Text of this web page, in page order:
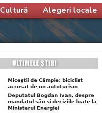
Cultură Alegeri locale
Miceștii de Câmpie: biciclist
acroșat de un autoturism
Deputatul Bogdan Ivan, despre
mandatul său și deciziile luate la
Ministerul Energiei